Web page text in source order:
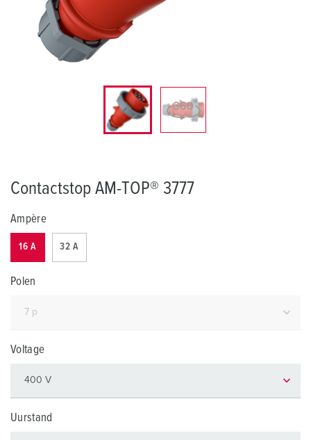
Contactstop AM-TOP® 3777
Ampère
16 A 32 A
Polen
Voltage
Uurstand